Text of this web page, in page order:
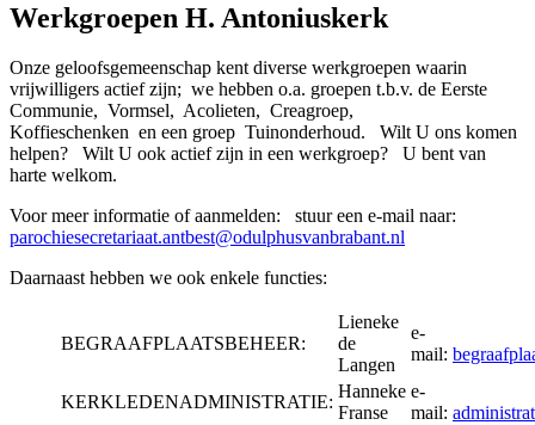
Werkgroepen H. Antoniuskerk
Onze geloofsgemeenschap kent diverse werkgroepen waarin
vrijwilligers actief zijn; we hebben o.a. groepen t.b.v. de Eerste
Communie, Vormsel, Acolieten, Creagroep,
Koffieschenken en een groep Tuinonderhoud. Wilt U ons komen
helpen? Wilt U ook actief zijn in een werkgroep? U bent van
harte welkom.
Voor meer informatie of aanmelden: stuur een e-mail naar:
parochiesecretariaat.antbest@odulphusvanbrabant.nl
Daarnaast hebben we ook enkele functies:
BEGRAAFPLAATSBEHEER:
Lieneke
de
Langen
e-
mail:
KERKLEDENADMINISTRATIE:
Hanneke
Franse
e-
mail: